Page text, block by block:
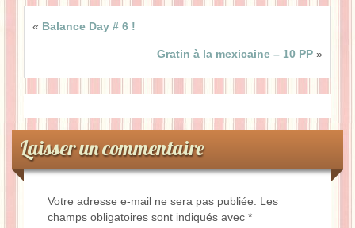
« Balance Day # 6 !
Gratin à la mexicaine – 10 PP »
Laisser un commentaire
Votre adresse e-mail ne sera pas publiée.
Les
champs obligatoires sont indiqués avec *